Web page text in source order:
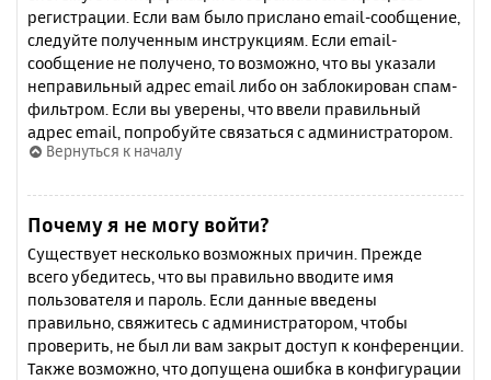
регистрации. Если вам было прислано email-сообщение,
следуйте полученным инструкциям. Если email-
сообщение не получено, то возможно, что вы указали
неправильный адрес email либо он заблокирован спам-
фильтром. Если вы уверены, что ввели правильный
адрес email, попробуйте связаться с администратором.
Вернуться к началу
Почему я не могу войти?
Существует несколько возможных причин. Прежде
всего убедитесь, что вы правильно вводите имя
пользователя и пароль. Если данные введены
правильно, свяжитесь с администратором, чтобы
проверить, не был ли вам закрыт доступ к конференции.
Также возможно, что допущена ошибка в конфигурации